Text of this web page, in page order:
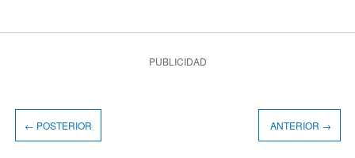
PUBLICIDAD
← POSTERIOR ANTERIOR →